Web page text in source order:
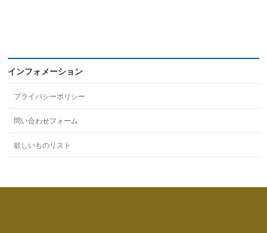
インフォメーション
プライバシーポリシー
問い合わせフォーム
欲しいものリスト